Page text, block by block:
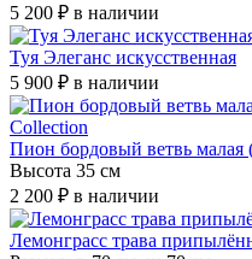
5 200 ₽ в наличии
Туя Элеганс искусственная
5 900 ₽ в наличии
Пион бордовый ветвь малая
Высота 35 см
2 200 ₽ в наличии
Лемонграсс трава